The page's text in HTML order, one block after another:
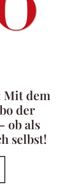
Mit dem
der
ob als
selbst!